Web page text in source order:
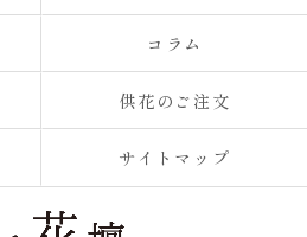
コラム
供花のご注文
サイトマップ